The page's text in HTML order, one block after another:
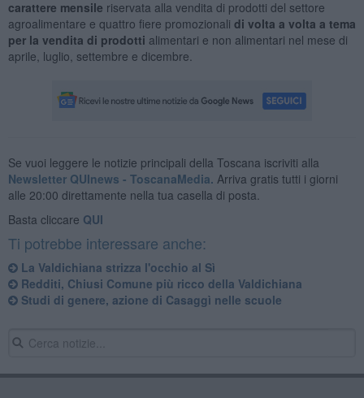
carattere mensile riservata alla vendita di prodotti del settore
agroalimentare e quattro fiere promozionali di volta a volta a tema
per la vendita di prodotti alimentari e non alimentari nel mese di
aprile, luglio, settembre e dicembre.
Se vuoi leggere le notizie principali della Toscana iscriviti alla
Newsletter QUInews - ToscanaMedia. Arriva gratis tutti i giorni
alle 20:00 direttamente nella tua casella di posta.
Basta cliccare QUI
Ti potrebbe interessare anche:
La Valdichiana strizza l'occhio al Sì
Redditi, Chiusi Comune più ricco della Valdichiana
Studi di genere, azione di Casaggì nelle scuole